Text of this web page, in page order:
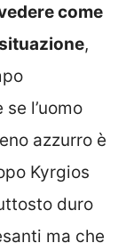
come
,
l’uomo
azzurro è
Kyrgios
duro
ma che